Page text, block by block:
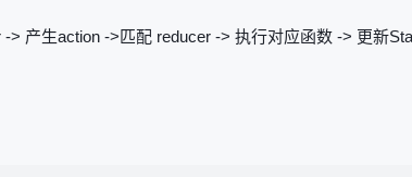
> 产生action ->匹配 reducer -> 执行对应函数 -> 更新